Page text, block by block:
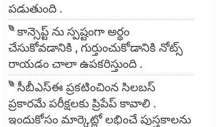
పడుతుంది .
కాన్సెప్ట్ ను స్పష్టంగా అర్థం
చేసుకోవడానికి , గుర్తుంచుకోడానికి నోట్స్
రాయడం చాలా ఉపకరిస్తుంది .
సీబీఎస్ఈ ప్రకటించింన సిలబస్
ప్రకారమే పరీక్షలకు ప్రిపేప్ కావాలి .
ఇందుకోసం మార్కెట్లో లభించే పుస్తకాలను